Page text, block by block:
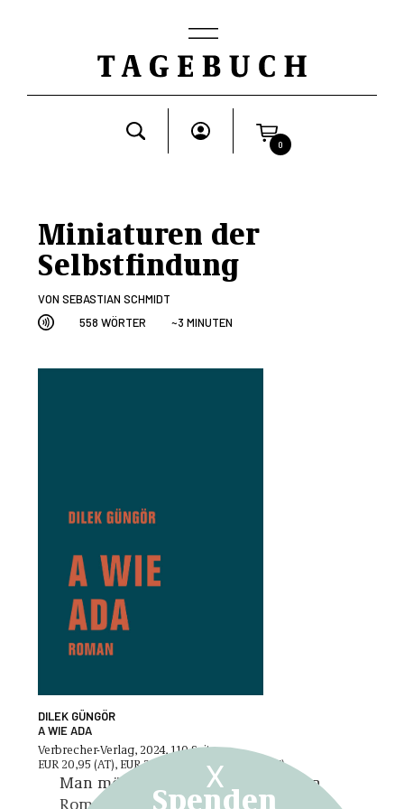
0
Miniaturen der
Selbstfindung
VON SEBASTIAN SCHMIDT
558 WÖRTER
~3 MINUTEN
DILEK GÜNGÖR
A WIE ADA
Verbrecher-Verlag, 2024, 110 Seiten
EUR 20,95 (AT), EUR 20,00 (DE), CHF 29,90 (CH)
Man möchte Dilek Güngörs vierten
Roman
A wie Adaeine
X
Spenden